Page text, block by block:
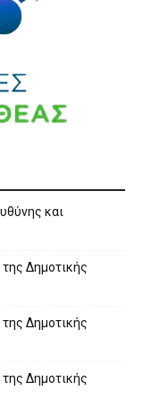
και
Δημοτικής
Δημοτικής
Δημοτικής